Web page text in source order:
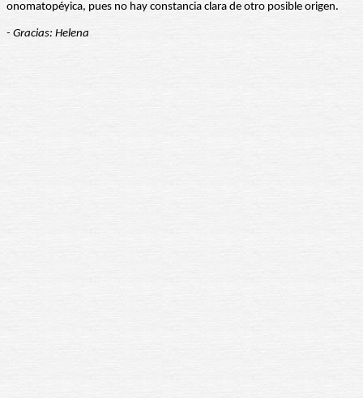
onomatopéyica, pues no hay constancia clara de otro posible origen.
- Gracias: Helena